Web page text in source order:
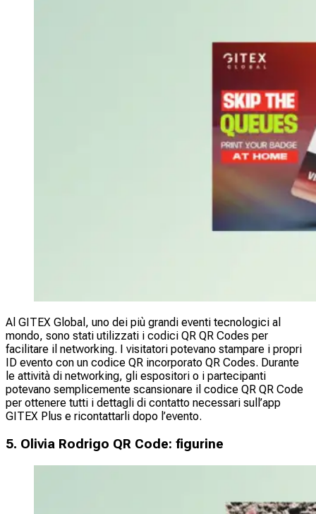
Al GITEX Global, uno dei più grandi eventi tecnologici al
mondo, sono stati utilizzati i codici QR QR Codes per
facilitare il networking. I visitatori potevano stampare i propri
ID evento con un codice QR incorporato QR Codes. Durante
le attività di networking, gli espositori o i partecipanti
potevano semplicemente scansionare il codice QR QR Code
per ottenere tutti i dettagli di contatto necessari sull’app
GITEX Plus e ricontattarli dopo l’evento.
5. Olivia Rodrigo QR Code: figurine